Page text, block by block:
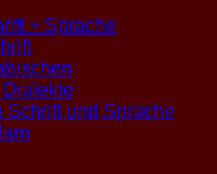
+ Sprache
Dialekte
Schrift und Sprache